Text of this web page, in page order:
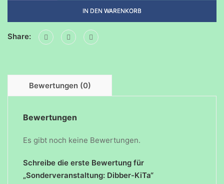
Menge
IN DEN WARENKORB
Share:
Bewertungen (0)
Bewertungen
Es gibt noch keine Bewertungen.
Schreibe die erste Bewertung für
„Sonderveranstaltung: Dibber-KiTa“